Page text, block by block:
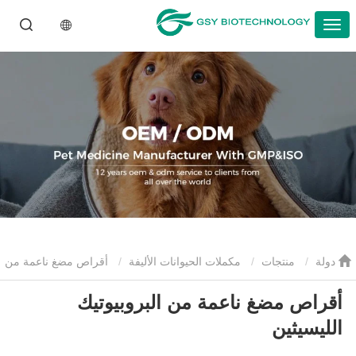
منتجات مكملات الحيوانات الأليفة أقراص مضغ ناعمة من
البروبيوتيك الليسيثين
أقراص مضغ ناعمة من البروبيوتيك
الليسيثين